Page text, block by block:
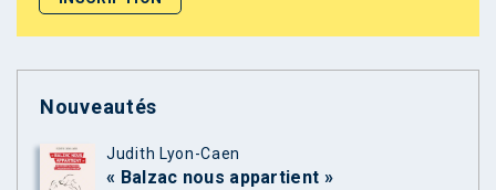
Nouveautés
Judith Lyon-Caen
« Balzac nous appartient »